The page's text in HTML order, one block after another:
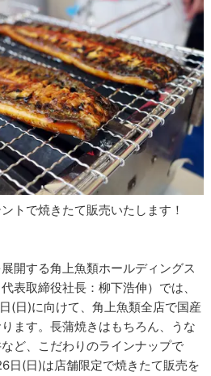
トで焼きたて販売いたします！
開する角上魚類ホールディングス
取締役社長：柳下浩伸）では、
(日)に向けて、角上魚類全店で国産
ます。長蒲焼きはもちろん、うな
ど、こだわりのラインナップで
日(日)は店舗限定で焼きたて販売を